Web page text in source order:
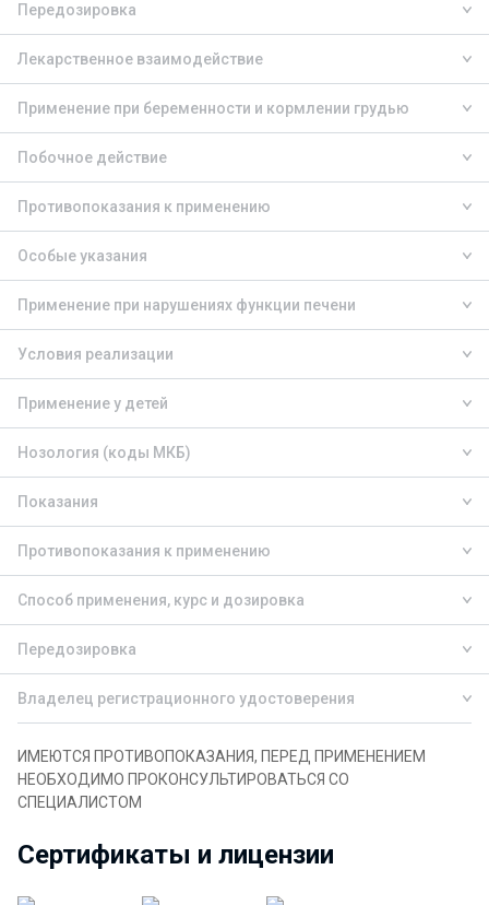
Передозировка
Лекарственное взаимодействие
Применение при беременности и кормлении грудью
Побочное действие
Противопоказания к применению
Особые указания
Применение при нарушениях функции печени
Условия реализации
Применение у детей
Нозология (коды МКБ)
Показания
Противопоказания к применению
Способ применения, курс и дозировка
Передозировка
Владелец регистрационного удостоверения
ИМЕЮТСЯ ПРОТИВОПОКАЗАНИЯ, ПЕРЕД ПРИМЕНЕНИЕМ
НЕОБХОДИМО ПРОКОНСУЛЬТИРОВАТЬСЯ СО
СПЕЦИАЛИСТОМ
Сертификаты и лицензии